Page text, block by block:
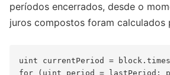
períodos encerrados, desde o
juros compostos foram calculados
uint currentPeriod =
for (uint period = lastPeriod;